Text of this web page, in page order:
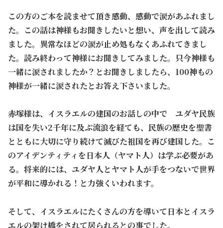
この方のご本を読ませて頂き感動、感動で涙があふれまし
た。この話は神様もお聞きしたいと想い、声を出して読み
ました。異常なほどの涙が止め処もなくあふれてきまし
た。読み終わって神様にお聞きしてみました。只今神様も
一緒に涙されましたか？とお聞きしましたら、100神もの
神様が一緒に涙されたとお答え下さいました。
赤塚様は、イスラエルの建国のお話しの中で ユダヤ民族
は国を失い2千年に及ぶ流浪を経ても、民族の歴史を聖書
とともに大切に守り続けて滅びた祖国を再び建国した。こ
のアイデンティティを日本人（ヤマト人）は学ぶ必要があ
る。将来的には、ユダヤ人とヤマト人が手をつないで世界
が平和に導かれる！と力強くいわれます。
そして、イスラエルにたくさんの方を導いて日本とイスラ
エルの架け橋をされて居られるとの事でした。